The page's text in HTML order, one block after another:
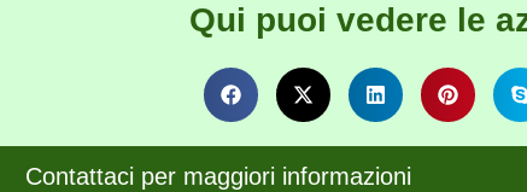
Qui puoi vedere le
Contattaci per maggiori informazioni